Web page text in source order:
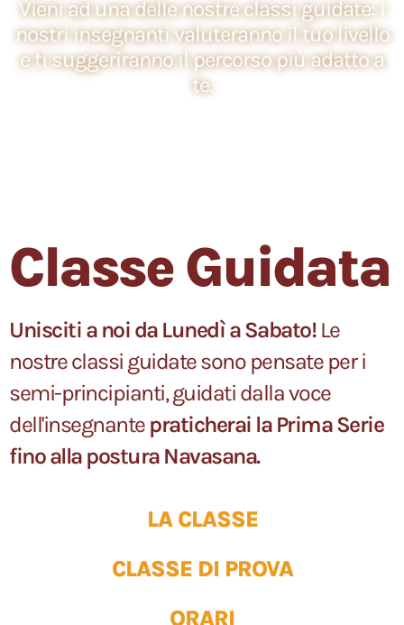
Vieni ad una delle nostre classi guidate: i
nostri insegnanti valuteranno il tuo livello
e ti suggeriranno il percorso più adatto a
te.
Classe Guidata
Unisciti a noi da Lunedì a Sabato!Le
nostre classi guidate sono pensate per i
semi-principianti, guidati dalla voce
dell'insegnante praticherai la Prima Serie
fino alla postura Navasana.
LA CLASSE
CLASSE DI PROVA
ORARI